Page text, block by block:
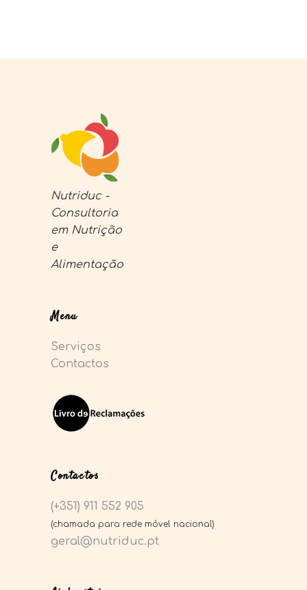
Nutriduc -
Consultoria
em Nutrição
e
Alimentação
Menu
Serviços
Contactos
Contactos
(+351) 911 552 905
(chamada para rede móvel nacional)
geral@nutriduc.pt